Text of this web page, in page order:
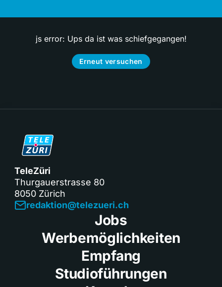
js error: Ups da ist was schiefgegangen!
Erneut versuchen
TeleZüri
Thurgauerstrasse 80
8050 Zürich
redaktion@telezueri.ch
Jobs
Werbemöglichkeiten
Empfang
Studioführungen